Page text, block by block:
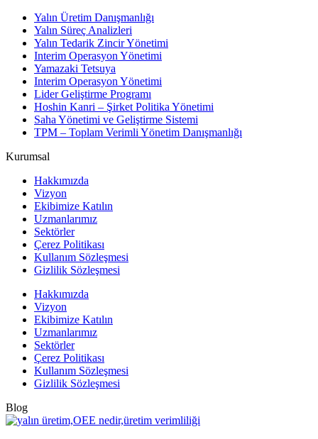
Yalın Üretim Danışmanlığı
Yalın Süreç Analizleri
Yalın Tedarik Zincir Yönetimi
Interim Operasyon Yönetimi
Yamazaki Tetsuya
Interim Operasyon Yönetimi
Lider Geliştirme Programı
Hoshin Kanri – Şirket Politika Yönetimi
Saha Yönetimi ve Geliştirme Sistemi
TPM – Toplam Verimli Yönetim Danışmanlığı
Kurumsal
Hakkımızda
Vizyon
Ekibimize Katılın
Uzmanlarımız
Sektörler
Çerez Politikası
Kullanım Sözleşmesi
Gizlilik Sözleşmesi
Hakkımızda
Vizyon
Ekibimize Katılın
Uzmanlarımız
Sektörler
Çerez Politikası
Kullanım Sözleşmesi
Gizlilik Sözleşmesi
Blog